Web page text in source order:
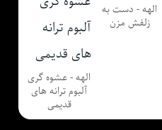
الهه - دست به
زلفش مزن
الهه - عشوه گری
آلبوم ترانه های
قدیمی